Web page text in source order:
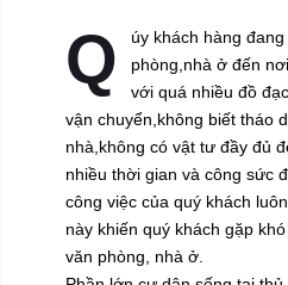
Q
úy khách hàng
phòng,nhà ở đến
với quá nhiều đồ
vận chuyển,không biết tháo
nhà,không có vật tư đầy đủ
nhiều thời gian và công sức
công việc của quý khách
này khiến quý khách gặp
văn phòng, nhà ở.